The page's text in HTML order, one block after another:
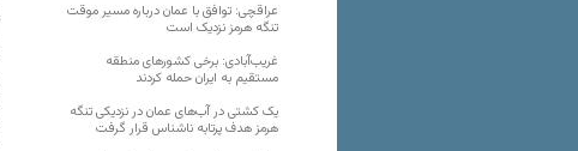
عراقچی: توافق با عمان درباره مسیر موقت
تنگه هرمز نزدیک است
غریب‌آبادی: برخی کشورهای منطقه
مستقیم به ایران حمله کردند
یک کشتی در آب‌های عمان در نزدیکی تنگه
هرمز هدف پرتابه ناشناس قرار گرفت